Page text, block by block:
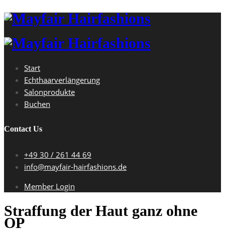
Start
Echthaarverlängerung
Salonprodukte
Buchen
Contact Us
+49 30 / 261 44 69
info@mayfair-hairfashions.de
Member Login
Straffung der Haut ganz ohne
OP